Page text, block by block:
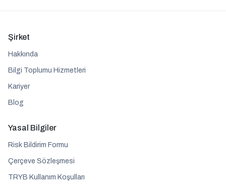
Şirket
Hakkında
Bilgi Toplumu Hizmetleri
Kariyer
Blog
Yasal Bilgiler
Risk Bildirim Formu
Çerçeve Sözleşmesi
TRYB Kullanım Koşulları